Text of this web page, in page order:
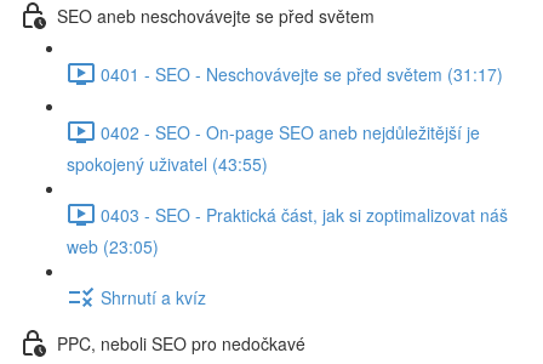
SEO aneb neschovávejte se před světem
0401 - SEO - Neschovávejte se před světem (31:17)
0402 - SEO - On-page SEO aneb nejdůležitější je
spokojený uživatel (43:55)
0403 - SEO - Praktická část, jak si zoptimalizovat náš
web (23:05)
Shrnutí a kvíz
PPC, neboli SEO pro nedočkavé